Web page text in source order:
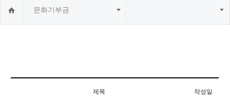
문화기부금
제목 작성일